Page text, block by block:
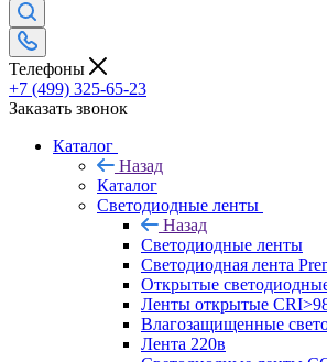
Телефоны
+7 (499) 325-65-23
Заказать звонок
Каталог
Назад
Каталог
Светодиодные ленты
Назад
Светодиодные ленты
Светодиодная лента
Открытые
Ленты открытые
Влагозащищенные
Лента 220в